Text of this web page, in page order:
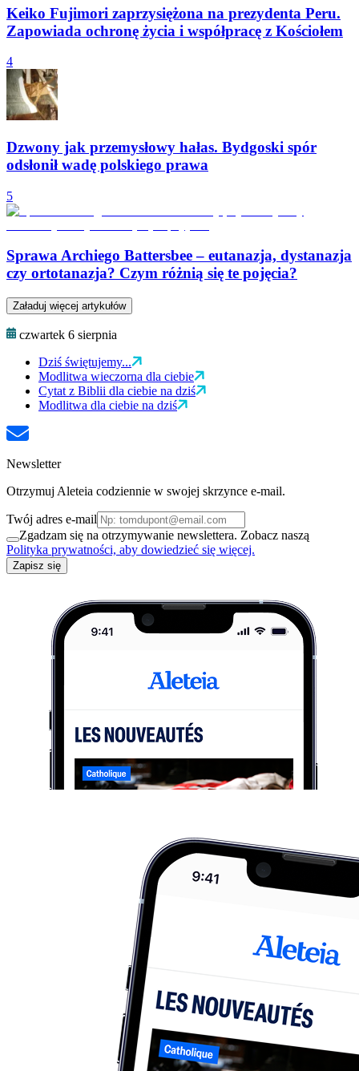
Keiko Fujimori zaprzysiężona na prezydenta Peru.
Zapowiada ochronę życia i współpracę z Kościołem
4
Dzwony jak przemysłowy hałas. Bydgoski spór
odsłonił wadę polskiego prawa
5
Sprawa Archiego Battersbee – eutanazja, dystanazja
czy ortotanazja? Czym różnią się te pojęcia?
Załaduj więcej artykułów
czwartek 6 sierpnia
Dziś świętujemy...
Modlitwa wieczorna dla ciebie
Cytat z Biblii dla ciebie na dziś
Modlitwa dla ciebie na dziś
Newsletter
Otrzymuj Aleteia codziennie w swojej skrzynce e-mail.
Twój adres e-mail
Zgadzam się na otrzymywanie newslettera. Zobacz naszą
Polityka prywatności, aby dowiedzieć się więcej.
Zapisz się